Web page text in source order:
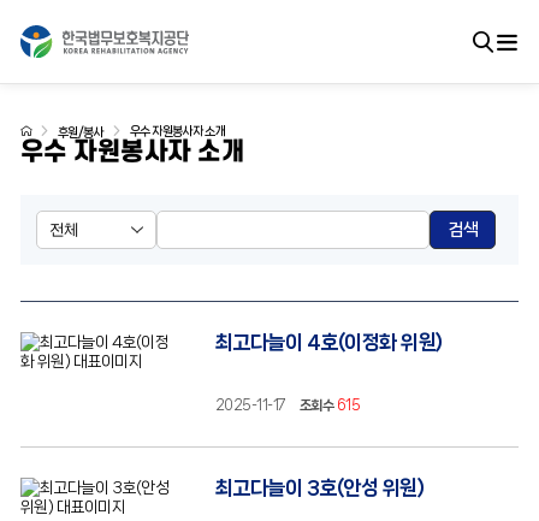
우수 자원봉사자 소개
후원/봉사 우수 자원봉사자 소개
검색
최고다늘이 4호(이정화 위원)
2025-11-17 조회수 615
최고다늘이 3호(안성 위원)